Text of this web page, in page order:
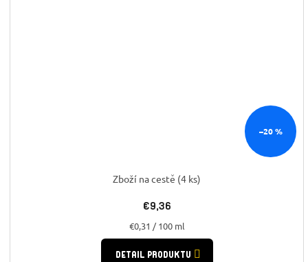
–20 %
Zboží na cestě (4 ks)
€9,36
Jednotková
cena:
€0,31 / 100 ml
DETAIL PRODUKTU